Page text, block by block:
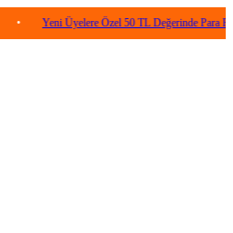
Yeni Üyelere Özel 50 TL Değerinde Para Puan! •